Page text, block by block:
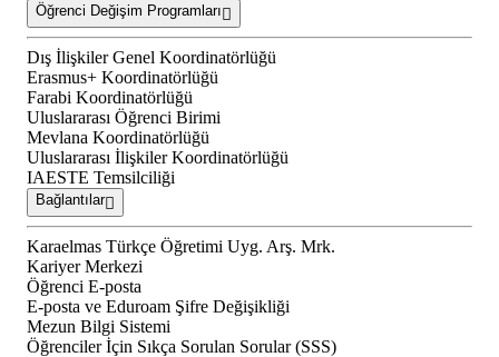
Öğrenci Değişim Programları
Dış İlişkiler Genel Koordinatörlüğü
Erasmus+ Koordinatörlüğü
Farabi Koordinatörlüğü
Uluslararası Öğrenci Birimi
Mevlana Koordinatörlüğü
Uluslararası İlişkiler Koordinatörlüğü
IAESTE Temsilciliği
Bağlantılar
Karaelmas Türkçe Öğretimi Uyg. Arş. Mrk.
Kariyer Merkezi
Öğrenci E-posta
E-posta ve Eduroam Şifre Değişikliği
Mezun Bilgi Sistemi
Öğrenciler İçin Sıkça Sorulan Sorular (SSS)